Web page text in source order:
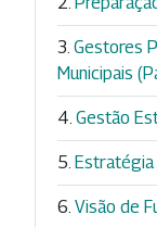
Gestores
Municipais
Gestão
Estratégia
Visão de